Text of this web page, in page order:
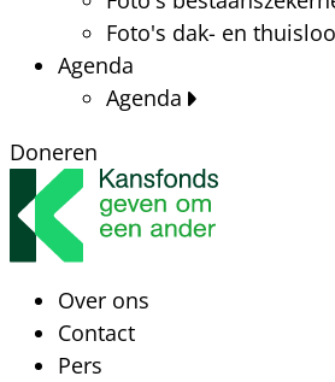
Foto's dak- en
Agenda
Agenda
Doneren
Over ons
Contact
Pers